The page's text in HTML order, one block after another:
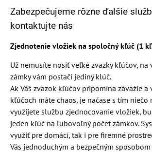
Zabezpečujeme rôzne ďalšie
kontaktujte nás
Zjednotenie vložiek na spoločný kľúč (1
Už nemusíte nosiť veľké zvazky kľúčov, na
zámky vám postačí jediný klúč.
Ak Váš zvazok kľúčov pripomína závažie a
kľúčoch máte chaos, je načase s tím niečo
využijete službu zjednocovanie vložiek,
jeden kľúč na ľubovoľný počet zámkov.
využiť pre domácí, tak i pre firemné
Vás jednoduchým a bezpečným